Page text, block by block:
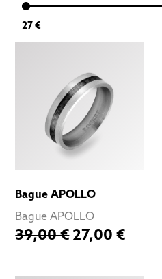
27 €
Bague APOLLO
Bague APOLLO
39,00 €27,00 €